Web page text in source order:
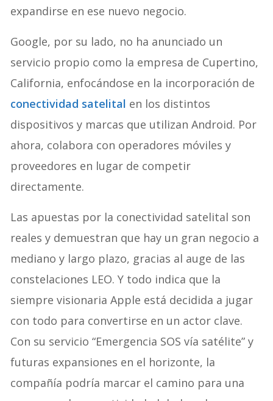
expandirse en ese nuevo negocio.
Google, por su lado, no ha anunciado un
servicio propio como la empresa de Cupertino,
California, enfocándose en la incorporación de
conectividad satelital en los distintos
dispositivos y marcas que utilizan Android. Por
ahora, colabora con operadores móviles y
proveedores en lugar de competir
directamente.
Las apuestas por la conectividad satelital son
reales y demuestran que hay un gran negocio a
mediano y largo plazo, gracias al auge de las
constelaciones LEO. Y todo indica que la
siempre visionaria Apple está decidida a jugar
con todo para convertirse en un actor clave.
Con su servicio “Emergencia SOS vía satélite” y
futuras expansiones en el horizonte, la
compañía podría marcar el camino para una